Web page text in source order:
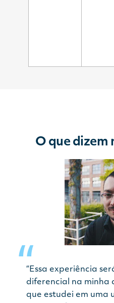
O que dizem
“Essa experiência
diferencial na minha
que estudei em uma